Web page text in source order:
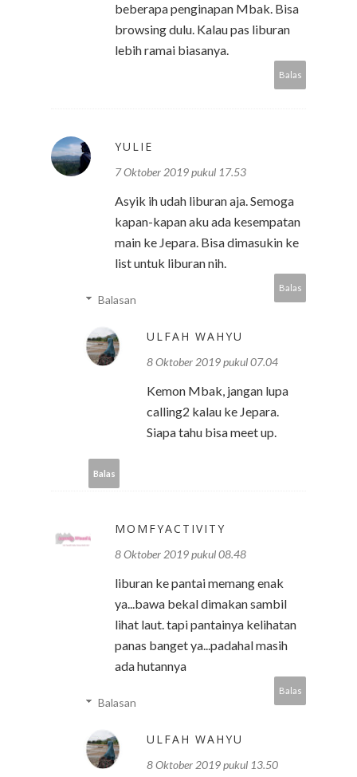
beberapa penginapan Mbak. Bisa
browsing dulu. Kalau pas liburan
lebih ramai biasanya.
Balas
YULIE
7 Oktober 2019 pukul 17.53
Asyik ih udah liburan aja. Semoga
kapan-kapan aku ada kesempatan
main ke Jepara. Bisa dimasukin ke
list untuk liburan nih.
Balas
Balasan
ULFAH WAHYU
8 Oktober 2019 pukul 07.04
Kemon Mbak, jangan lupa
calling2 kalau ke Jepara.
Siapa tahu bisa meet up.
Balas
MOMFYACTIVITY
8 Oktober 2019 pukul 08.48
liburan ke pantai memang enak
ya...bawa bekal dimakan sambil
lihat laut. tapi pantainya kelihatan
panas banget ya...padahal masih
ada hutannya
Balas
Balasan
ULFAH WAHYU
8 Oktober 2019 pukul 13.50